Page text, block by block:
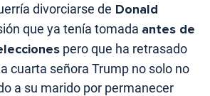
divorciarse de Donald
que ya tenía tomada antes de
pero que ha retrasado
cuarta señora Trump no solo no
a su marido por permanecer